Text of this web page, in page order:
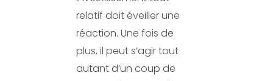
relatif doit éveiller une
réaction. Une fois de
plus, il peut s’agir tout
autant d’un coup de